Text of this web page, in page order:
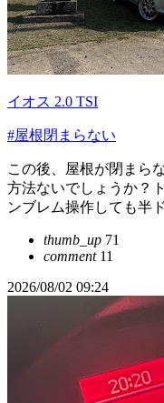
イオス 2.0 TSI
#屋根閉まらない
この後、屋根が閉まら
方法ないでしょうか？
ンブレム操作しても半
thumb_up 71
comment11
2026/08/02 09:24